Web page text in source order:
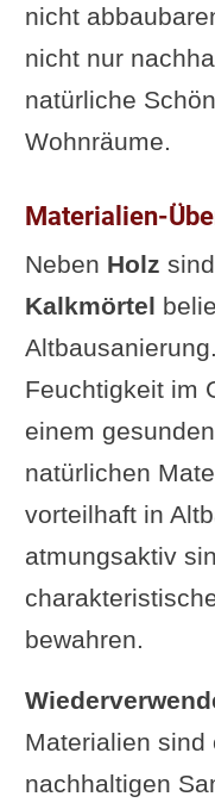
nicht
nicht nur
natürliche
Wohnräume.
Materialien-
Neben Holz sind
Kalkmörtel
Feuchtigkeit im
einem
natürlichen
vorteilhaft in
atmungsaktiv
bewahren.
Materialien sind
nachhaltigen